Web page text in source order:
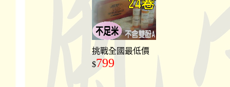
挑戰全國最低價
$799